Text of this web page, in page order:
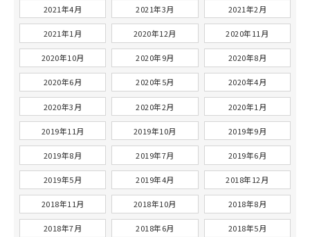
2021年4月 2021年3月 2021年2月
2021年1月 2020年12月 2020年11月
2020年10月 2020年9月 2020年8月
2020年6月 2020年5月 2020年4月
2020年3月 2020年2月 2020年1月
2019年11月 2019年10月 2019年9月
2019年8月 2019年7月 2019年6月
2019年5月 2019年4月 2018年12月
2018年11月 2018年10月 2018年8月
2018年7月 2018年6月 2018年5月